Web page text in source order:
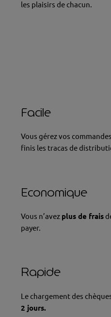
les plaisirs de chacun.
Facile
Vous gérez vos
finis les tracas de
Economique
Vous n’avez plus de frais
payer.
Rapide
Le chargement des
2 jours.